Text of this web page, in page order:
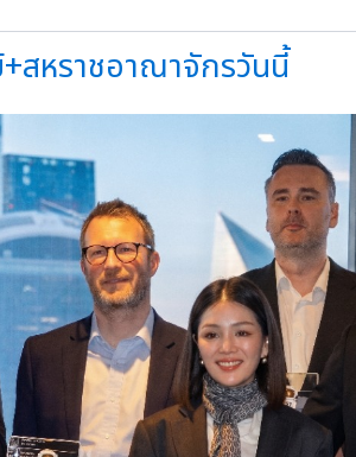
สหราชอาณาจักรวันนี้